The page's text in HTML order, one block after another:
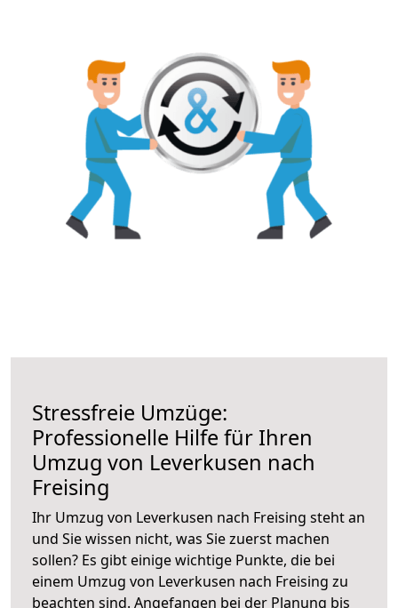
Stressfreie Umzüge:
Professionelle Hilfe für Ihren
Umzug von Leverkusen nach
Freising
Ihr Umzug von Leverkusen nach Freising steht an
und Sie wissen nicht, was Sie zuerst machen
sollen? Es gibt einige wichtige Punkte, die bei
einem Umzug von Leverkusen nach Freising zu
beachten sind. Angefangen bei der Planung bis